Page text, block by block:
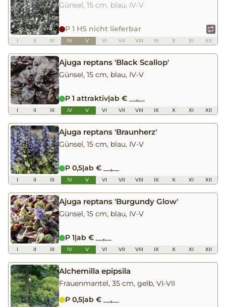
Günsel, 15 cm, blau, IV-V
P 1 HS nicht lieferbar
I II III IV V VI VII VIII IX X XI XII
Ajuga reptans 'Black Scallop'
Günsel, 15 cm, blau, IV-V
P 1 attraktiv|ab € __,__
I II III IV V VI VII VIII IX X XI XII
Ajuga reptans 'Braunherz'
Günsel, 15 cm, blau, IV-V
P 0,5|ab € __,__
I II III IV V VI VII VIII IX X XI XII
Ajuga reptans 'Burgundy Glow'
Günsel, 15 cm, blau, IV-V
P 1|ab € __,__
I II III IV V VI VII VIII IX X XI XII
Alchemilla epipsila
Frauenmantel, 35 cm, gelb, VI-VII
P 0,5|ab € __,__